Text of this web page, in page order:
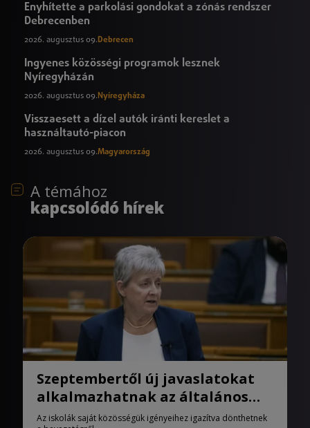
Enyhítette a parkolási gondokat a zónás rendszer
Debrecenben
2026. augusztus 09.Debrecen
Ingyenes közösségi programok lesznek
Nyíregyházán
2026. augusztus 09. Nyíregyháza
Visszaesett a dízel autók iránti kereslet a
használtautó-piacon
2026. augusztus 09.Magyarország
A témához
kapcsolódó hírek
Szeptembertől új javaslatokat
alkalmazhatnak az általános
iskolák
Az iskolák saját közösségük igényeihez igazítva dönthetnek